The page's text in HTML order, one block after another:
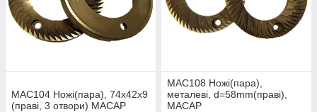
MAC104 Ножі(пара), 74х42х9
(праві, 3 отвори) MACAP
MAC108 Ножі(пара),
металеві, d=58mm(праві),
МАСАР